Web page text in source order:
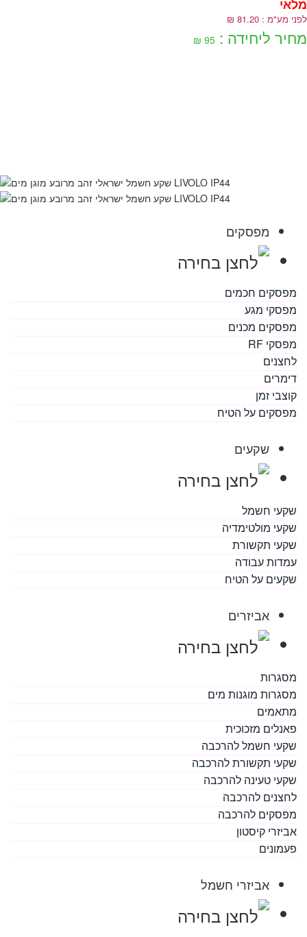
לפני מע"מ : 81.20 ₪
מחיר ליחידה : 95 ₪
מפסקים
מפסקים חכמים
מפסקי מגע
מפסקים מכנים
מפסקי RF
לחצנים
דימרים
קוצבי זמן
מפסקים על הטיח
שקעים
שקעי חשמל
שקעי מולטימדיה
שקעי תקשורת
עמדות עבודה
שקעים על הטיח
אביזרים
מסגרות
מסגרות מוגנות מים
מתאמים
פאנלים מזכוכית
שקעי חשמל להרכבה
שקעי תקשורת להרכבה
שקעי טעינה להרכבה
לחצנים להרכבה
מפסקים להרכבה
אביזרי קיסטון
פעמונים
אביזרי חשמל